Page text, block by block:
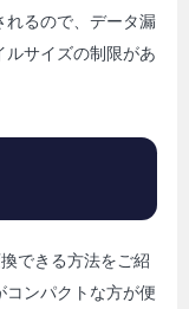
れるので、データ漏
ルサイズの制限があ
できる方法をご紹
コンパクトな方が便